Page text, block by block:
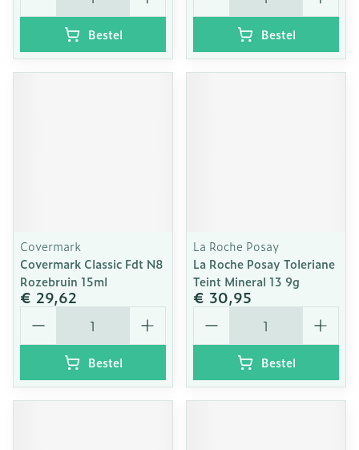
Bestel Bestel
Covermark
Covermark Classic Fdt N8
Rozebruin 15ml
€ 29,62
Aantal
Bestel
La Roche Posay
La Roche Posay Toleriane
Teint Mineral 13 9g
€ 30,95
Aantal
Bestel